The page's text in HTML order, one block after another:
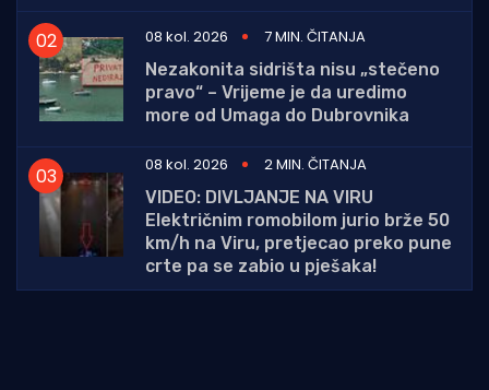
08 kol. 2026
7 MIN. ČITANJA
Nezakonita sidrišta nisu „stečeno
pravo“ – Vrijeme je da uredimo
more od Umaga do Dubrovnika
08 kol. 2026
2 MIN. ČITANJA
VIDEO: DIVLJANJE NA VIRU
Električnim romobilom jurio brže 50
km/h na Viru, pretjecao preko pune
crte pa se zabio u pješaka!